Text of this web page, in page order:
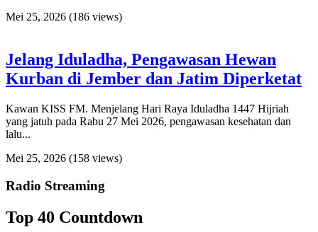
Mei 25, 2026 (186 views)
Jelang Iduladha, Pengawasan Hewan
Kurban di Jember dan Jatim Diperketat
Kawan KISS FM. Menjelang Hari Raya Iduladha 1447 Hijriah
yang jatuh pada Rabu 27 Mei 2026, pengawasan kesehatan dan
lalu...
Mei 25, 2026 (158 views)
Radio Streaming
Top 40 Countdown